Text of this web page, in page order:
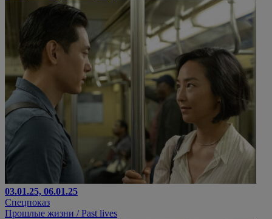
03.01.25, 06.01.25
Спецпоказ
Прошлые жизни / Past lives